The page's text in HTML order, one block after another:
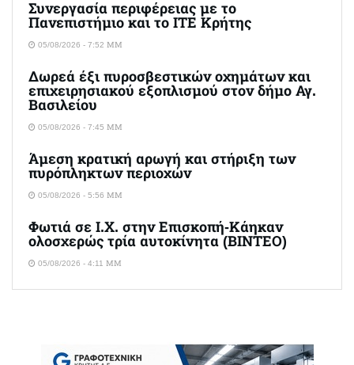
Συνεργασία περιφέρειας με το
Πανεπιστήμιο και το ΙΤΕ Κρήτης
05/08/2026 - 7:52 ΜΜ
Δωρεά έξι πυροσβεστικών οχημάτων και
επιχειρησιακού εξοπλισμού στον δήμο Αγ.
Βασιλείου
05/08/2026 - 7:45 ΜΜ
Άμεση κρατική αρωγή και στήριξη των
πυρόπληκτων περιοχών
05/08/2026 - 5:56 ΜΜ
Φωτιά σε Ι.Χ. στην Επισκοπή-Κάηκαν
ολοσχερώς τρία αυτοκίνητα (ΒΙΝΤΕΟ)
05/08/2026 - 4:11 ΜΜ